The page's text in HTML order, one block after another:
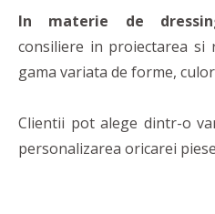
In materie de
consiliere in proiectarea si
gama variata de forme,
Clientii pot alege dintr-o
personalizarea oricarei